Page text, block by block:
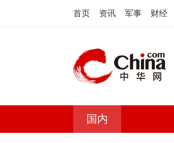
首页 资讯 军事 财经
国内